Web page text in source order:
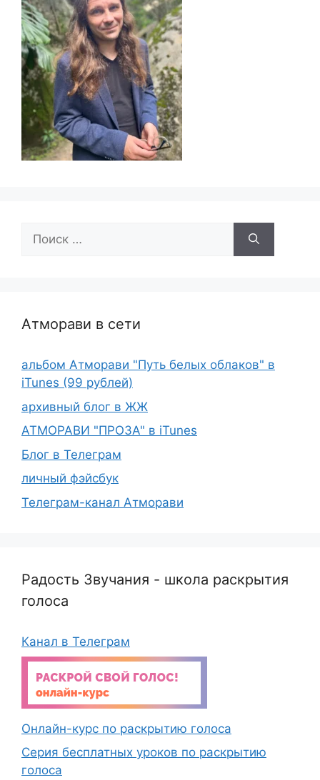
Поиск:
Атморави в сети
альбом Атморави "Путь белых облаков" в
iTunes (99 рублей)
архивный блог в ЖЖ
АТМОРАВИ "ПРОЗА" в iTunes
Блог в Телеграм
личный фэйсбук
Телеграм-канал Атморави
Радость Звучания - школа раскрытия
голоса
Канал в Телеграм
Онлайн-курс по раскрытию голоса
Серия бесплатных уроков по раскрытию
голоса